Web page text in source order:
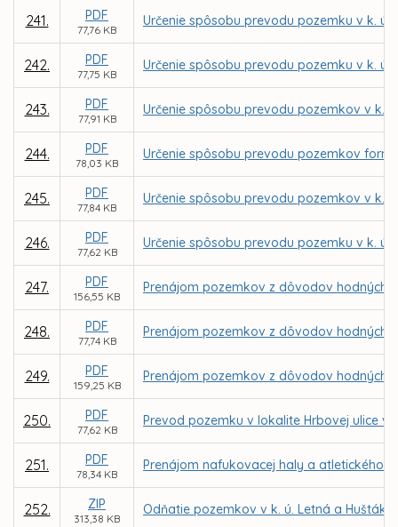
241. PDF
77,76 KB
Určenie spôsobu prevodu pozemku v k.
242. PDF
77,75 KB
Určenie spôsobu prevodu pozemku v k.
243. PDF
77,91 KB
Určenie spôsobu prevodu pozemkov v k.
244. PDF
78,03 KB
Určenie spôsobu prevodu pozemkov
245. PDF
77,84 KB
Určenie spôsobu prevodu pozemkov v k.
246. PDF
77,62 KB
Určenie spôsobu prevodu pozemku v k.
247. PDF
156,55 KB
Prenájom pozemkov z dôvodov hodných
248. PDF
77,74 KB
Prenájom pozemkov z dôvodov hodných
249. PDF
159,25 KB
Prenájom pozemkov z dôvodov hodných
250. PDF
77,62 KB
Prevod pozemku v lokalite Hrbovej ulice v
251. PDF
78,34 KB
Prenájom nafukovacej haly a atletického
252. ZIP
313,38 KB
Odňatie pozemkov v k. ú. Letná a